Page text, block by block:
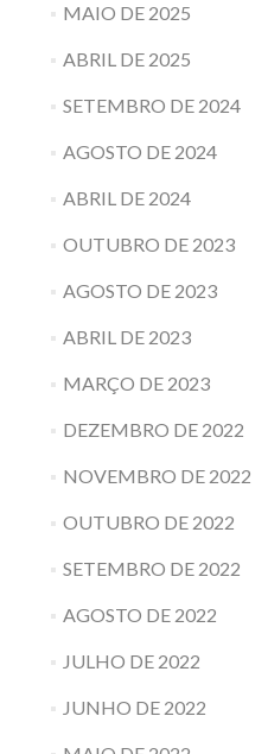
MAIO DE 2025
ABRIL DE 2025
SETEMBRO DE 2024
AGOSTO DE 2024
ABRIL DE 2024
OUTUBRO DE 2023
AGOSTO DE 2023
ABRIL DE 2023
MARÇO DE 2023
DEZEMBRO DE 2022
NOVEMBRO DE 2022
OUTUBRO DE 2022
SETEMBRO DE 2022
AGOSTO DE 2022
JULHO DE 2022
JUNHO DE 2022